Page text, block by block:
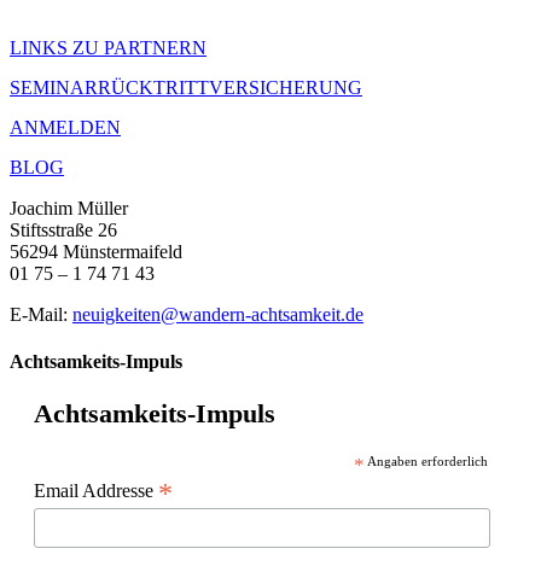
LINKS ZU PARTNERN
SEMINARRÜCKTRITTVERSICHERUNG
ANMELDEN
BLOG
Joachim Müller
Stiftsstraße 26
56294 Münstermaifeld
01 75 – 1 74 71 43
E-Mail: neuigkeiten@wandern-achtsamkeit.de
Achtsamkeits-Impuls
Achtsamkeits-Impuls
* Angaben erforderlich
Email Addresse *